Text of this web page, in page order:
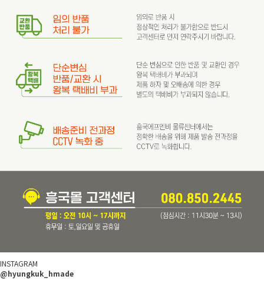
INSTAGRAM
@hyungkuk_hmade